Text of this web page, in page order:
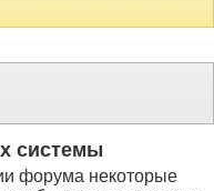
системы
форума некоторые